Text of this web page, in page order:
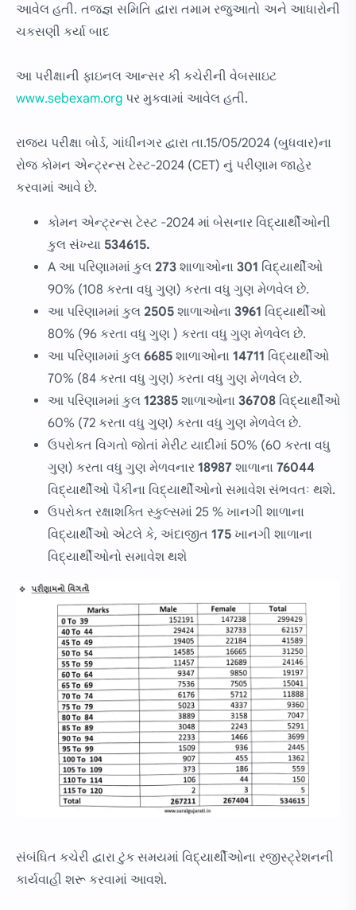
આવેલ હતી. તજજ્ઞ સમિતિ દ્વારા તમામ રજુઆતો અને આધારોની
ચકસણી કર્યા બાદ
આ પરીક્ષાની ફાઇનલ આન્સર કી કચેરીની વેબસાઇટ
www.sebexam.org પર મુકવામાં આવેલ હતી.
રાજય પરીક્ષા બોર્ડ, ગાંધીનગર દ્વારા તા.15/05/2024 (બુધવાર)ના
રોજ કોમન એન્ટ્રન્સ ટેસ્ટ-2024 (CET) નું પરીણામ જાહેર
કરવામાં આવે છે.
કોમન એન્ટ્રન્સ ટેસ્ટ -2024 માં બેસનાર વિદ્યાર્થીઓની
કુલ સંખ્યા 534615.
A આ પરિણામમાં કુલ 273 શાળાઓના 301 વિદ્યાર્થીઓ
90% (108 કરતા વધુ ગુણ) કરતા વધુ ગુણ મેળવેલ છે.
આ પરિણામમાં કુલ 2505 શાળાઓના 3961 વિદ્યાર્થીઓ
80% (96 કરતા વધુ ગુણ ) કરતા વધુ ગુણ મેળવેલ છે.
આ પરિણામમાં કુલ 6685 શાળાઓના 14711 વિદ્યાર્થીઓ
70% (84 કરતા વધુ ગુણ) કરતા વધુ ગુણ મેળવેલ છે.
આ પરિણામમાં કુલ 12385 શાળાઓના 36708 વિદ્યાર્થીઓ
60% (72 કરતા વધુ ગુણ) કરતા વધુ ગુણ મેળવેલ છે.
ઉપરોકત વિગતો જોતાં મેરીટ યાદીમાં 50% (60 કરતા વધુ
ગુણ) કરતા વધુ ગુણ મેળવનાર 18987 શાળાના 76044
વિદ્યાર્થીઓ પૈકીના વિદ્યાર્થીઓનો સમાવેશ સંભવતઃ થશે.
ઉપરોકત રક્ષાશક્તિ સ્કુલ્સમાં 25 % ખાનગી શાળાના
વિદ્યાર્થીઓ એટલે કે, અંદાજીત 175 ખાનગી શાળાના
વિદ્યાર્થીઓનો સમાવેશ થશે
સંબંધિત કચેરી દ્વારા ટુંક સમયમાં વિદ્યાર્થીઓના રજીસ્ટ્રેશનની
કાર્યવાહી શરૂ કરવામાં આવશે.